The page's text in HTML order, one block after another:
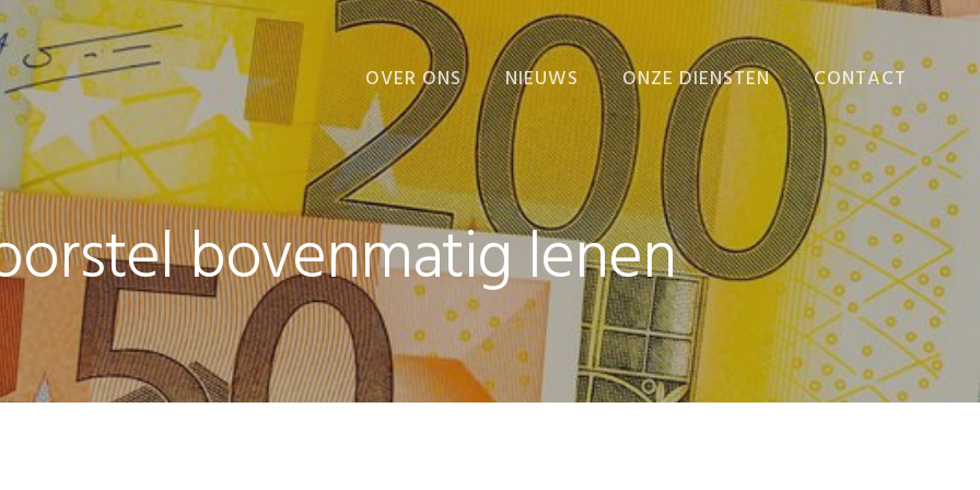
OVER ONS
VOORDELEN
NIEUWS
NIEUWS
EINDEJAARSNIEUWSBRIEF
ONZE DIENSTEN
ADMINISTRATIE
VERZORGEN
ADMINISTRATIEVE
ORGANISATIE EN
INTERNE BEHEERSING
BEDRIJFSECONOMISCH
ADVIES
FISCALE AANGIFTEN
EN ADVIEZEN
CONTACT
bovenmatig lenen